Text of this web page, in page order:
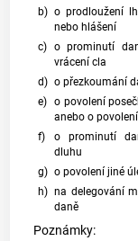
b) o prodloužení
nebo hlášení
c) o prominutí
vrácení cla
d) o přezkoumání
e) o povolení
anebo o
f)
o prominutí
dluhu
g) o povolení jiné
h) na delegování
daně
Poznámky: